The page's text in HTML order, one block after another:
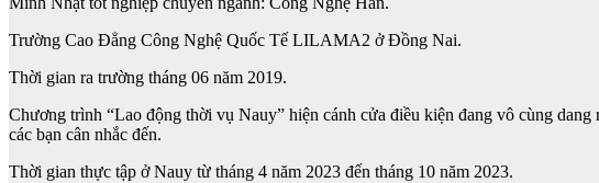
Trường Cao Đẳng Công Nghệ Quốc Tế LILAMA2 ở Đồng Nai.
Thời gian ra trường tháng 06 năm 2019.
Chương trình “Lao động thời vụ Nauy” hiện cánh cửa điều kiện đang vô cùng
các bạn cân nhắc đến.
Thời gian thực tập ở Nauy từ tháng 4 năm 2023 đến tháng 10 năm 2023.